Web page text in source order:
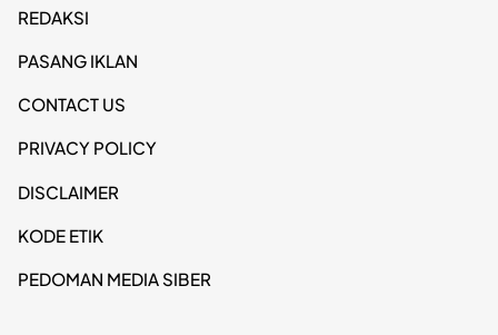
REDAKSI
PASANG IKLAN
CONTACT US
PRIVACY POLICY
DISCLAIMER
KODE ETIK
PEDOMAN MEDIA SIBER